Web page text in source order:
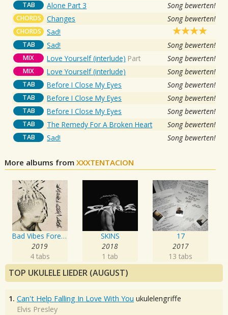
TAB Alone Part 3 Song bewerten!
CHORDS Changes Song bewerten!
CHORDS Sad!
TAB Sad! Song bewerten!
MIX Love Yourself (interlude) Part Song bewerten!
MIX Love Yourself (interlude) Song bewerten!
TAB Before I Close My Eyes Song bewerten!
TAB Before I Close My Eyes Song bewerten!
TAB Before I Close My Eyes Song bewerten!
TAB The Remedy For A Broken Heart Song bewerten!
TAB Sad! Song bewerten!
More albums fromXXXTENTACION
Bad Vibes Forever
2019
4 tabs
SKINS
2018
1 tab
17
2017
13 tabs
TOP UKULELE LIEDER (AUGUST)
1. Can't Help Falling In Love With You ukulelengriffe
Elvis Presley